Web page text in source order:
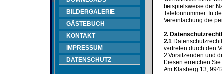
BILDERGALERIE
GÄSTEBUCH
KONTAKT
IMPRESSUM
DATENSCHUTZ
beispielsweise der
Telefonnummer. In
Vereinfachung die
2.
2.1
vertreten durch den
2.Vorsitzenden und
Diesen erreichen
Am Klasberg 13,